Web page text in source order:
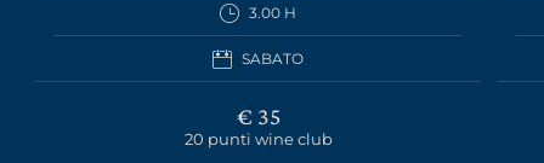
REGALISTICA AZIENDALE
NEWS
3.00 H
SABATO
€ 35
20 punti wine club